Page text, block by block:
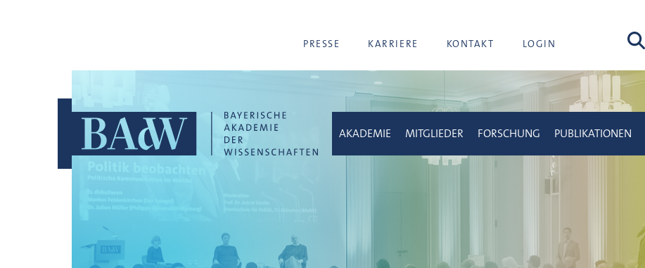
PRESSE KARRIERE KONTAKT LOGIN Suche
AKADEMIE MITGLIEDER FORSCHUNG PUBLIKATIONEN